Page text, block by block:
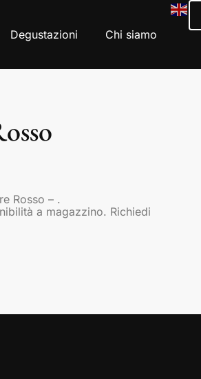
Degustazioni Chi siamo
Rosso – .
a magazzino. Richiedi